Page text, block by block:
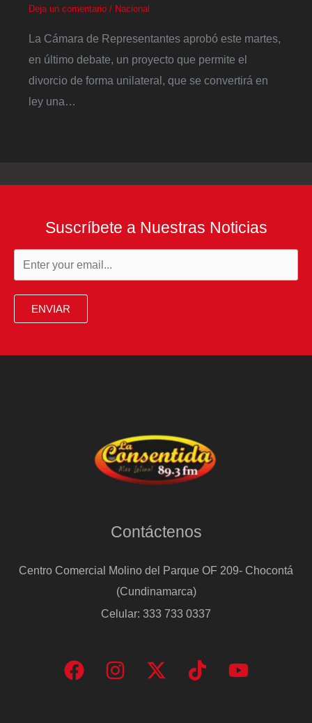
Deja un comentario / Nacional
La Cámara de Representantes aprobó este martes,
en último debate, un proyecto que permite el
divorcio de forma unilateral, que se convertirá en
ley una…
Suscríbete a Nuestras Noticias
ENVIAR
Contáctenos
Centro Comercial Molino del Parque OF 209- Chocontá
(Cundinamarca)
Celular: 333 733 0337